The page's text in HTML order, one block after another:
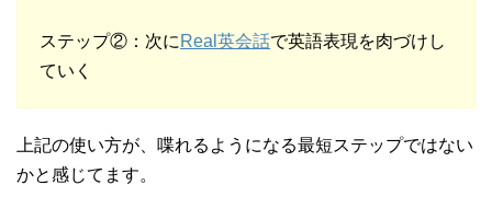
ステップ②：次に Real英会話で英語表現を肉づけし
ていく
上記の使い方が、喋れるようになる最短ステップではない
かと感じてます。